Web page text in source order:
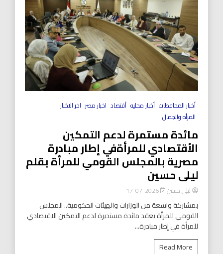
أخبار المحافظات أخبار محليه أقتصاد اخبار مصر اخر الاخبار
المرأه والجمال
مائدة مستمرة لدعم التمكين
الأقتصادي للمرأةفي إطار مبادرة
مصرية بالمجلس القومي للمرأة بقلم
ليلى حسين
ليلى حسين 2026-07-17
بمشاركة واسعة من الوزارات والهيئات الحكومية.. المجلس
القومي للمرأة يعقد مائدة مستديرة لدعم التمكين الاقتصادي
للمرأة في إطار مبادرة...
Read More